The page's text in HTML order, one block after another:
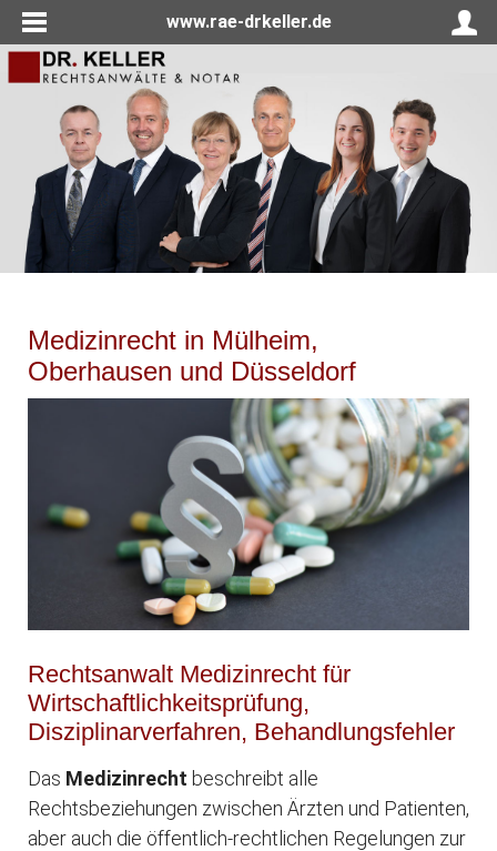
www.rae-drkeller.de
Medizinrecht in Mülheim,
Oberhausen und Düsseldorf
Rechtsanwalt Medizinrecht für
Wirtschaftlichkeitsprüfung,
Disziplinarverfahren, Behandlungsfehler
Das Medizinrecht beschreibt alle
Rechtsbeziehungen zwischen Ärzten und Patienten,
aber auch die öffentlich-rechtlichen Regelungen zur